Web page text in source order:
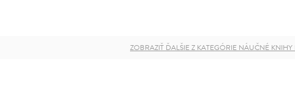
ZOBRAZIŤ ĎALŠIE Z KATEGÓRIE NÁUČNÉ